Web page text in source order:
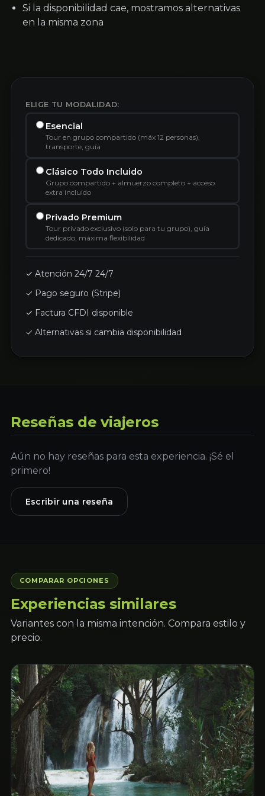
Si la disponibilidad cae, mostramos alternativas
en la misma zona
ELIGE TU MODALIDAD:
Esencial
Tour en grupo compartido (máx 12 personas),
transporte, guía
Clásico Todo Incluido
Grupo compartido + almuerzo completo + acceso
extra incluido
Privado Premium
Tour privado exclusivo (solo para tu grupo), guía
dedicado, máxima flexibilidad
✓ Atención 24/7 24/7
✓ Pago seguro (Stripe)
✓ Factura CFDI disponible
✓ Alternativas si cambia disponibilidad
Reseñas de viajeros
Aún no hay reseñas para esta experiencia. ¡Sé el
primero!
Escribir una reseña
COMPARAR OPCIONES
Experiencias similares
Variantes con la misma intención. Compara estilo y
precio.